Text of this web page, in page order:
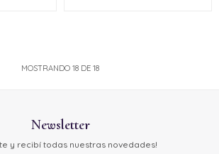
MOSTRANDO 18 DE 18
Newsletter
y recibí todas nuestras novedades!